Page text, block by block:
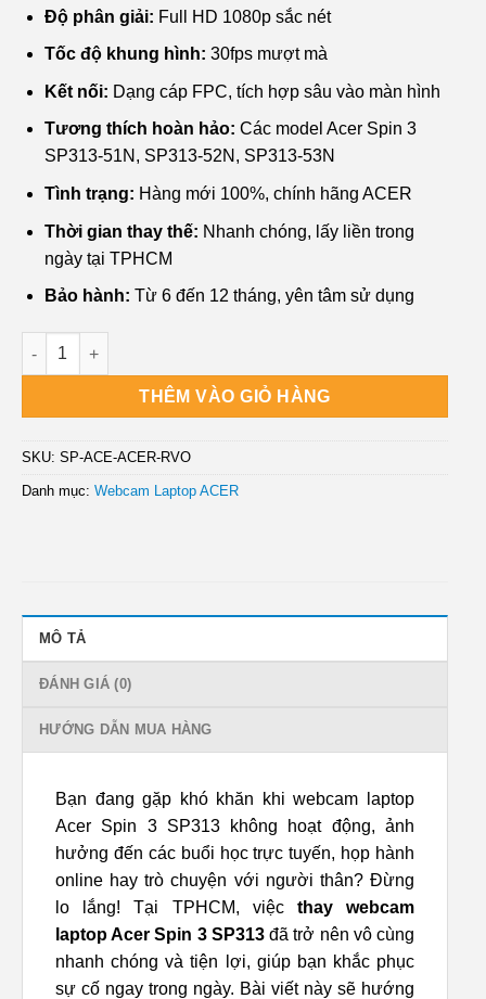
là:
₫650,000.
tại
là:
₫350,000.
Độ phân giải: Full HD 1080p sắc nét
Tốc độ khung hình: 30fps mượt mà
Kết nối: Dạng cáp FPC, tích hợp sâu vào màn hình
Tương thích hoàn hảo: Các model Acer Spin 3
SP313-51N, SP313-52N, SP313-53N
Tình trạng: Hàng mới 100%, chính hãng ACER
Thời gian thay thế: Nhanh chóng, lấy liền trong
ngày tại TPHCM
Bảo hành: Từ 6 đến 12 tháng, yên tâm sử dụng
Webcam Laptop Acer Spin 3 SP313 - Thay Nhanh Trong Ngày
THÊM VÀO GIỎ HÀNG
SKU: SP-ACE-ACER-RVO
Danh mục: Webcam Laptop ACER
MÔ TẢ
ĐÁNH GIÁ (0)
HƯỚNG DẪN MUA HÀNG
Bạn đang gặp khó khăn khi webcam laptop
Acer Spin 3 SP313 không hoạt động, ảnh
hưởng đến các buổi học trực tuyến, họp hành
online hay trò chuyện với người thân? Đừng
lo lắng! Tại TPHCM, việc thay webcam
laptop Acer Spin 3 SP313đã trở nên vô cùng
nhanh chóng và tiện lợi, giúp bạn khắc phục
sự cố ngay trong ngày. Bài viết này sẽ hướng